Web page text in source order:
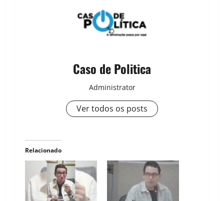
Caso de Politica
Administrator
Ver todos os posts
Relacionado